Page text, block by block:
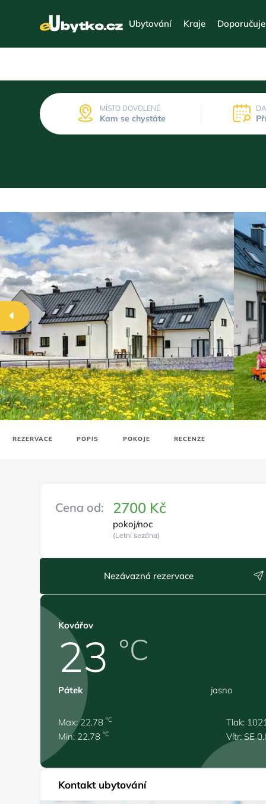
Ubytování Kraje
MÍSTO DOVOLENÉ
Kam se chystáte
REZERVACE POPIS POKOJE RECENZE
Cena od: 2700 Kč
pokoj/noc
(Letní sezóna)
Nezávazná rezervace
Kovářov
23 °C
Pátek jasno
Max: 22.78°C
Min: 22.78°C
Tlak:
Vítr: SE
Kontakt ubytování